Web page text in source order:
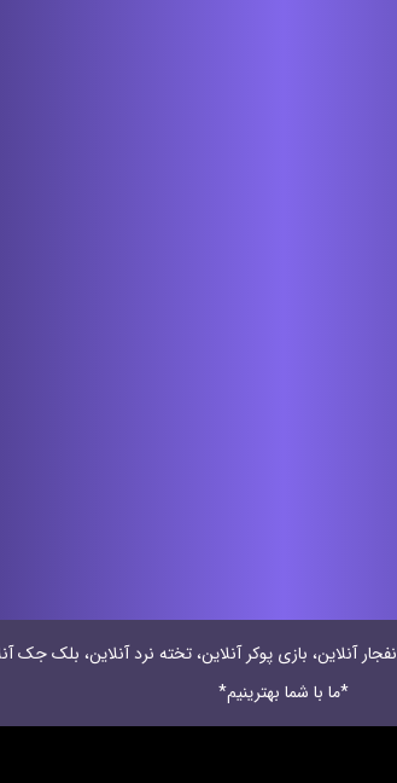
آنلاین، بازی پوکر آنلاین، تخته نرد آنلاین، بلک جک
*ما با شما بهترینیم*